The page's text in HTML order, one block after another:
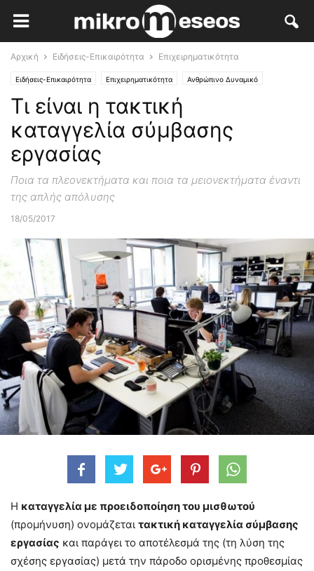
Αρχική Ειδήσεις-Επικαιρότητα Επιχειρηματικότητα
Ειδήσεις-Επικαιρότητα Επιχειρηματικότητα Ανθρώπινο Δυναμικό
Τι είναι
Τι είναι η τακτική
καταγγελία σύμβασης
εργασίας
Ποια τα πλεονεκτήματα και ποια τα μειονεκτήματα έναντι
της απλής απόλυσης
18/05/2017
H καταγγελία με προειδοποίηση του μισθωτού
(προμήνυση) ονομάζεται τακτική καταγγελία σύμβασης
εργασίας και παράγει το αποτέλεσμά της (τη λύση της
σχέσης εργασίας) μετά την πάροδο ορισμένης προθεσμίας